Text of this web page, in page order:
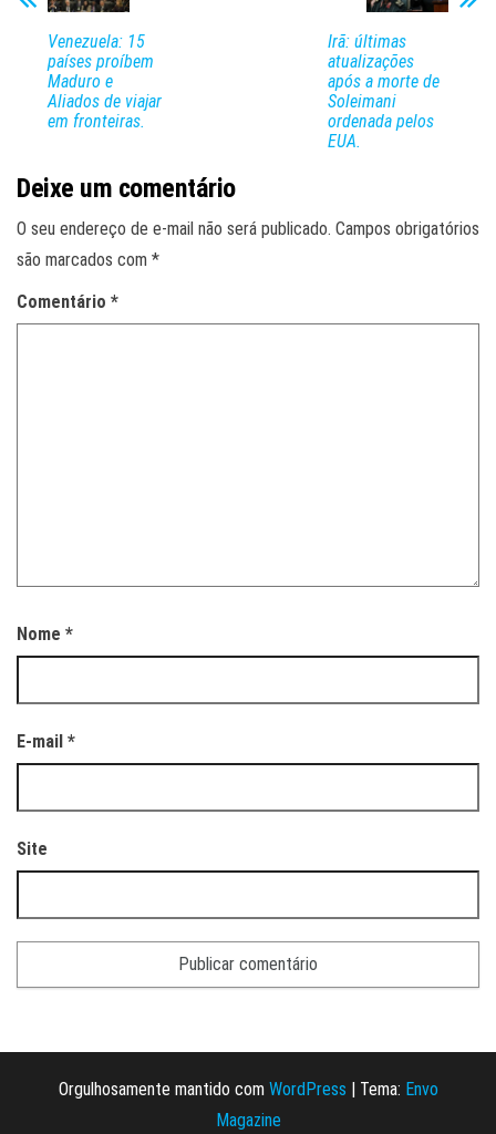
Venezuela: 15
países proíbem
Maduro e
Aliados de viajar
em fronteiras.
Irã: últimas
atualizações
após a morte de
Soleimani
ordenada pelos
EUA.
Deixe um comentário
O seu endereço de e-mail não será publicado. Campos obrigatórios
são marcados com *
Comentário *
Nome *
E-mail *
Site
Orgulhosamente mantido com WordPress | Tema: Envo
Magazine